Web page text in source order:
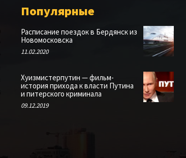
Популярные
Расписание поездок в Бердянск из
Новомосковска
11.02.2020
Хуизмистерпутин — фильм-
история прихода к власти Путина
и питерского криминала
09.12.2019